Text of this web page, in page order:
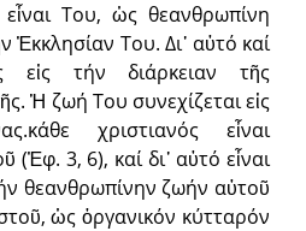
Του, ὡς θεανθρωπίνη
Ἐκκλησίαν Του. Δι᾽ αὐτό καί
εἰς τήν διάρκειαν τῆς
Ἡ ζωή Του συνεχίζεται εἰς
χριστιανός εἶναι
(Ἐφ. 3, 6), καί δι᾽ αὐτό εἶναι
θεανθρωπίνην ζωήν αὐτοῦ
ὡς ὀργανικόν κύτταρόν